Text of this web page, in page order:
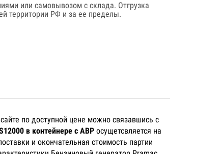
или самовывозом с склада. Отгрузка
территории РФ и за ее пределы.
по доступной цене можно связавшись с
в контейнере с АВР осущетсвляется на
и окончательная стоимость партии